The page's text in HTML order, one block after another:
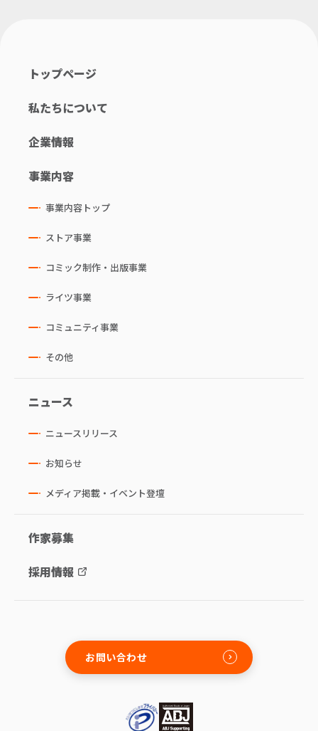
トップページ
私たちについて
企業情報
事業内容
事業内容トップ
ストア事業
コミック制作・出版事業
ライツ事業
コミュニティ事業
その他
ニュース
ニュースリリース
お知らせ
メディア掲載・イベント登壇
作家募集
採用情報
お問い合わせ